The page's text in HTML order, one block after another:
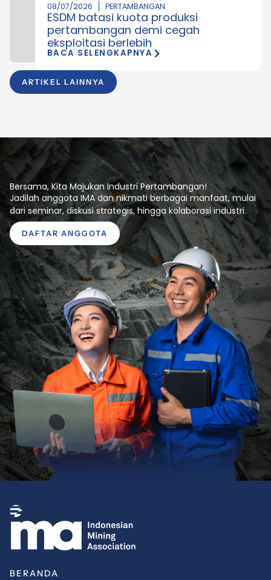
ARTIKEL LAINNYA
08/07/2026 PERTAMBANGAN
ESDM batasi kuota produksi
pertambangan demi cegah
eksploitasi berlebih
BACA SELENGKAPNYA
Bersama, Kita Majukan Industri Pertambangan!
Jadilah anggota IMA dan nikmati berbagai manfaat, mulai
dari seminar, diskusi strategis, hingga kolaborasi industri.
DAFTAR ANGGOTA
BERANDA